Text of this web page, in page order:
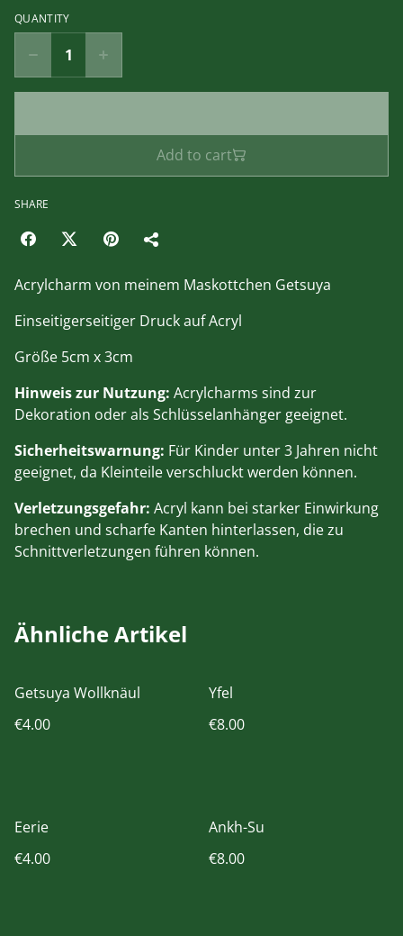
QUANTITY
Add to cart
SHARE
Acrylcharm von meinem Maskottchen Getsuya
Einseitigerseitiger Druck auf Acryl
Größe 5cm x 3cm
Hinweis zur Nutzung: Acrylcharms sind zur
Dekoration oder als Schlüsselanhänger geeignet.
Sicherheitswarnung: Für Kinder unter 3 Jahren nicht
geeignet, da Kleinteile verschluckt werden können.
Verletzungsgefahr: Acryl kann bei starker Einwirkung
brechen und scharfe Kanten hinterlassen, die zu
Schnittverletzungen führen können.
Ähnliche Artikel
Getsuya Wollknäul
€4.00
Yfel
€8.00
Eerie
€4.00
Ankh-Su
€8.00